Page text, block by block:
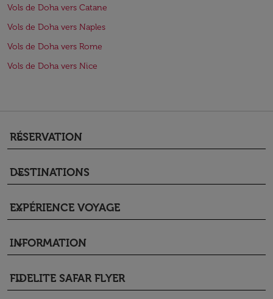
Vols de Doha vers Catane
Vols de Doha vers Naples
Vols de Doha vers Rome
Vols de Doha vers Nice
RÉSERVATION
keyboard_arrow_down
DESTINATIONS
keyboard_arrow_down
EXPÉRIENCE VOYAGE
keyboard_arrow_down
INFORMATION
keyboard_arrow_down
FIDELITE SAFAR FLYER
keyboard_arrow_down